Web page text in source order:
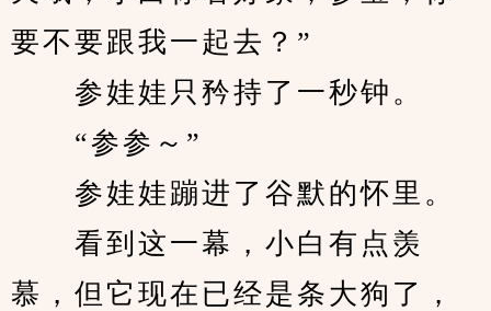
要不要跟我一起去？”
参娃娃只矜持了一秒钟。
“参参～”
参娃娃蹦进了谷默的怀里。
看到这一幕，小白有点羡
慕，但它现在已经是条大狗了，